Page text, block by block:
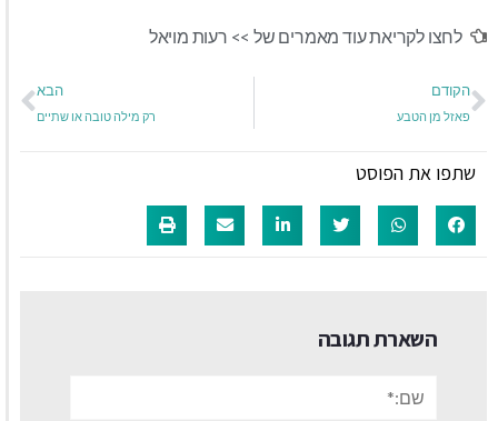
לחצו לקריאת עוד מאמרים של >> רעות מויאל
הקודם
פאזל מן הטבע
הבא
רק מילה טובה או שתיים
שתפו את הפוסט
השארת תגובה